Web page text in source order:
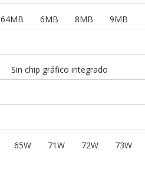
64MB 6MB 8MB 9MB
Sin chip gráfico integrado
65W 71W 72W 73W